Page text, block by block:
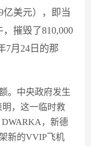
亿美元），即当
摧毁了810,000
7月24日的那
。中央政府发生
，这一临时救
，新德
新的VVIP飞机